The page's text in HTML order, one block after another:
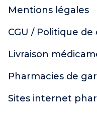
Mentions légales
CGU / Politique
Livraison
Pharmacies de
Sites internet